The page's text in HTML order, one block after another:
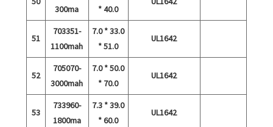
300ma
* 40.0
51
703351-
1100mah
7.0 * 33.0
* 51.0
UL1642
52
705070-
3000mah
7.0 * 50.0
* 70.0
UL1642
53
733960-
1800ma
7.3 * 39.0
* 60.0
UL1642